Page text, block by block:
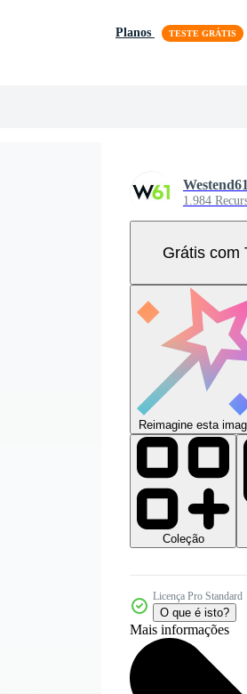
Planos
1.984
Grátis com
Reimagine esta
Coleção
Licença Pro Standard
O que é isto?
Mais informações